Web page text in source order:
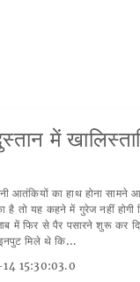
में
आतंकियों का हाथ होना सामने
है तो यह कहने में गुरेज नहीं
में फिर से पैर पसारने शुरू कर
इनपुट मिले थे कि...
15:30:03.0